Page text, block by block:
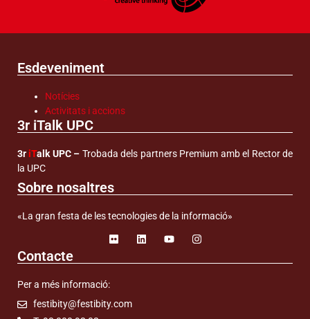
Esdeveniment
Notícies
Activitats i accions
3r iTalk UPC
3r iTalk UPC – Trobada dels partners Premium amb el Rector de
la UPC
Sobre nosaltres
«La gran festa de les tecnologies de la informació»
Contacte
Per a més informació:
festibity@festibity.com